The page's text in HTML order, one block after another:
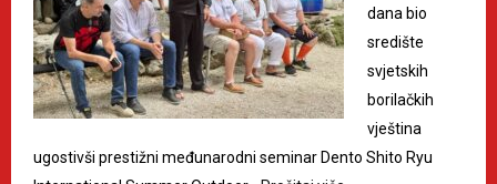
dana bio
središte
svjetskih
borilačkih
vještina
ugostivši prestižni međunarodni seminar Dento Shito Ryu